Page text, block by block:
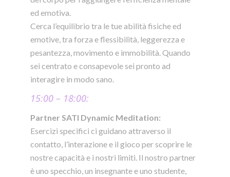
ed emotiva.
Cerca l’equilibrio tra le tue abilità fisiche ed
emotive, tra forza e flessibilità, leggerezza e
pesantezza, movimento e immobilità. Quando
sei centrato e consapevole sei pronto ad
interagire in modo sano.
15:00 – 18:00:
Partner SATI Dynamic Meditation:
Esercizi specifici ci guidano attraverso il
contatto, l’interazione e il gioco per scoprire le
nostre capacità e i nostri limiti. Il nostro partner
è uno specchio, un insegnante e uno studente,